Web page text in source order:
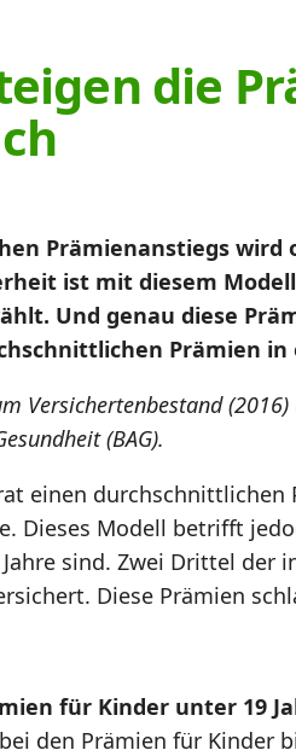
die
Prämienanstiegs
ist mit diesem
Und genau diese
Prämien in
Versichertenbestand
(BAG).
einen
Dieses Modell betrifft
sind. Zwei Drittel
Diese Prämien
für Kinder unter 19
den Prämien für Kinder